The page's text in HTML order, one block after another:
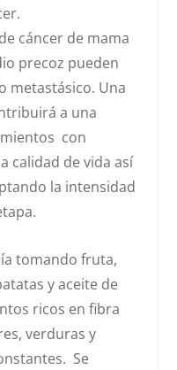
cáncer de mama
precoz pueden
metastásico. Una
a una
con
calidad de vida así
la intensidad
tomando fruta,
y aceite de
ricos en fibra
verduras y
Se